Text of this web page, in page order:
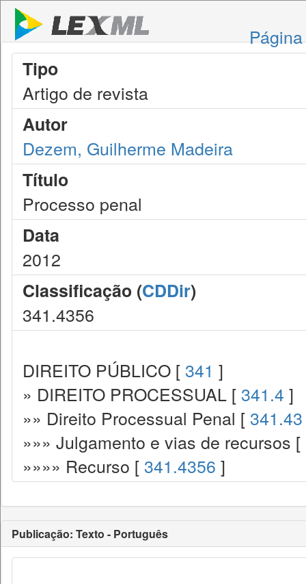
Tipo
Artigo de revista
Autor
Dezem, Guilherme Madeira
Título
Processo penal
Data
2012
Classificação (CDDir)
341.4356
DIREITO PÚBLICO [ 341 ]
» DIREITO PROCESSUAL [ 341.4 ]
»» Direito Processual Penal [ 341.43
»»» Julgamento e vias de recursos [
»»»» Recurso [ 341.4356 ]
Publicação: Texto - Português